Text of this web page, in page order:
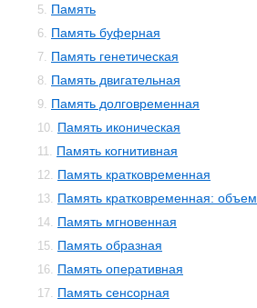
5. Память
6. Память буферная
7. Память генетическая
8. Память двигательная
9. Память долговременная
10. Память иконическая
11. Память когнитивная
12. Память кратковременная
13. Память кратковременная: объем
14. Память мгновенная
15. Память образная
16. Память оперативная
17. Память сенсорная